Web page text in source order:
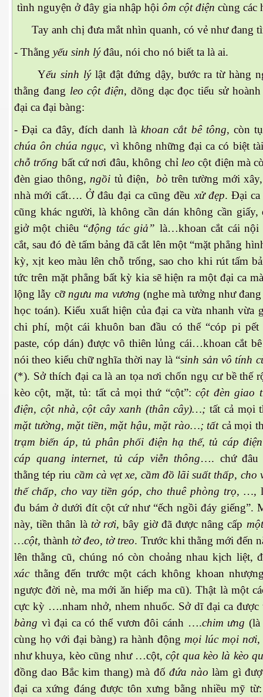
tình nguyện ở đây gia nhập hội ôm cột điện cùng các
Tay anh chị đưa mắt nhìn quanh, có vẻ như đang
- Thằng yếu sinh lýđâu, nói cho nó biết ta là ai.
Yếu sinh lýlật đật đứng dậy, bước ra từ hàng
thằng đang leo cột điện, dõng dạc đọc tiểu sử hoành
đại ca đại bàng:
- Đại ca đây, đích danh là khoan cắt bê tông, còn
chúa ôn chúa ngục, vì không những đại ca có biệt
chỗ trống bất cứ nơi đâu, không chỉ leocột điện mà
đèn giao thông, ngồi tủ điện,bò trên tường mới
nhà mới cất…. Ở đâu đại ca cũng đều xử đẹp. Đại ca
cũng khác người, là không cần dán không cần giấy,
giở một chiêu “động tác giả” là…khoan cắt cái nội
cắt, sau đó đè tấm bảng đã cắt lên một “mặt phẳng
kỳ, xịt keo màu lên chỗ trống, sao cho khi rút tấm
tức trên mặt phẳng bất kỳ kia sẽ hiện ra một đại ca
lộng lẫy cỡ ngưu ma vương (nghe mà tưởng như đang
học toán). Kiểu xuất hiện của đại ca vừa nhanh vừa
chi phí, một cái khuôn ban đầu có thể “cóp pi pết
paste, cóp dán) được vô thiên lủng cái…khoan cắt
nói theo kiểu chữ nghĩa thời nay là “sinh sản vô tính
(*). Sở thích đại ca là an tọa nơi chốn ngụ cư bề thế
kèo cột, mặt, tủ: tất cả mọi thứ “cột”:cột đèn giao
điện, cột nhà, cột cây xanh (thân cây)…; tất cả mọi
mặt tường, mặt tiền, mặt hậu, mặt rào…; tất cả mọi
trạm biến áp, tủ phân phối điện hạ thế, tủ cáp
cáp quang internet, tủ cáp viễn thông…. chứ đâu
thằng tép riu cầm cà vẹt xe, cầm đồ lãi suất thấp, cho
thế chấp, cho vay tiền góp, cho thuê phòng trọ, …,
đu bám ở dưới đít cột cứ như “ếch ngồi đáy giếng”.
này, tiền thân là tờ rơi,bây giờ đã được nâng cấp
…cột,thành tờ đeo, tờ treo. Trước khi thằng mới đến
lên thằng cũ, chúng nó còn choảng nhau kịch liệt,
xácthằng đến trước một cách không khoan
ngược đời nè, ma mới ăn hiếp ma cũ). Thật là một
cực kỳ ….nham nhở, nhem nhuốc. Sở dĩ đại ca
bàng vì đại ca có thể vươn đôi cánh ….chim ưng
cùng họ với đại bàng) ra hành động mọi lúc mọi nơi,
như khuya, kèo cũng như …cột,cột qua kèo là kèo
đồng dao Bắc kim thang) mà đốđứa nàolàm gì
đại ca xứng đáng được tôn xưng bằng nhiều mỹ
Hạng
giới